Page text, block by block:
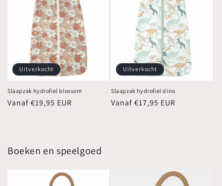
Uitverkocht
Slaapzak hydrofiel blossom
Normale
Vanaf €19,95 EUR
Uitverkocht
Slaapzak hydrofiel dino
Normale
Vanaf €17,95 EUR
Boeken en speelgoed